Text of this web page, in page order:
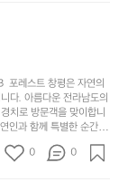
다.
그
럴
때
는
차
고
다
니
고
싶
어
하
지
않
은
디
자
무
좋
네
요
이
는 다양한 트레킹 코스와
할 만한 장소가 됩니다.
핑 경험을 쌓으실 수 있
함께하는 아침, 상징적인
서 별을 바라보며 나누는
니다.  인기 정도: ★★★★
포레스트 창평은 자연의
다. 아름다운 전라남도의
치로 방문객을 맞이합니
인과 함께 특별한 순간을
다 직접 재배한 신선한 농
경험할 수 있습니다. 또
0 0